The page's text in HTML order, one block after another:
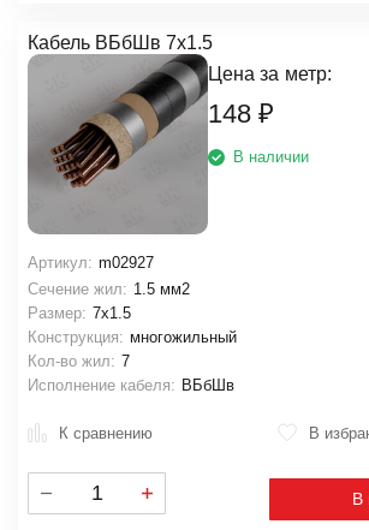
Кабель ВБбШв 7х1.5
Цена за метр:
148 ₽
В наличии
Артикул: m02927
Сечение жил: 1.5 мм2
Размер: 7х1.5
Конструкция: многожильный
Кол-во жил: 7
Исполнение кабеля: ВБбШв
К сравнению В
В